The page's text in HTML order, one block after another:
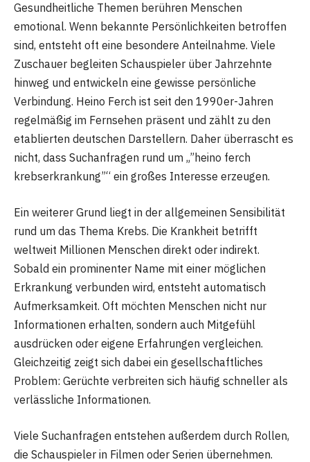
Gesundheitliche Themen berühren Menschen
emotional. Wenn bekannte Persönlichkeiten betroffen
sind, entsteht oft eine besondere Anteilnahme. Viele
Zuschauer begleiten Schauspieler über Jahrzehnte
hinweg und entwickeln eine gewisse persönliche
Verbindung. Heino Ferch ist seit den 1990er-Jahren
regelmäßig im Fernsehen präsent und zählt zu den
etablierten deutschen Darstellern. Daher überrascht es
nicht, dass Suchanfragen rund um „”heino ferch
krebserkrankung”“ ein großes Interesse erzeugen.
Ein weiterer Grund liegt in der allgemeinen Sensibilität
rund um das Thema Krebs. Die Krankheit betrifft
weltweit Millionen Menschen direkt oder indirekt.
Sobald ein prominenter Name mit einer möglichen
Erkrankung verbunden wird, entsteht automatisch
Aufmerksamkeit. Oft möchten Menschen nicht nur
Informationen erhalten, sondern auch Mitgefühl
ausdrücken oder eigene Erfahrungen vergleichen.
Gleichzeitig zeigt sich dabei ein gesellschaftliches
Problem: Gerüchte verbreiten sich häufig schneller als
verlässliche Informationen.
Viele Suchanfragen entstehen außerdem durch Rollen,
die Schauspieler in Filmen oder Serien übernehmen.